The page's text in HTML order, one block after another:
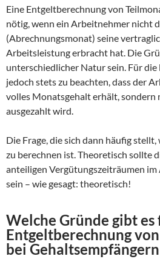
Eine Entgeltberechnung von
nötig, wenn ein Arbeitnehmer nicht
(Abrechnungsmonat) seine
Arbeitsleistung erbracht hat. Die
unterschiedlicher Natur sein. Für
jedoch stets zu beachten, dass der
volles Monatsgehalt erhält, sondern
ausgezahlt wird.
Die Frage, die sich dann häufig
zu berechnen ist. Theoretisch sollte
anteiligen Vergütungszeiträumen
sein – wie gesagt: theoretisch!
Welche Gründe gibt es
Entgeltberechnung
bei Gehaltsempfängern